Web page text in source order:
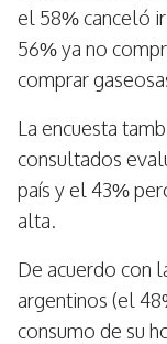
el 58% canceló
56% ya no
comprar
La encuesta
consultados
país y el 43%
alta.
De acuerdo con
argentinos (el
consumo de su